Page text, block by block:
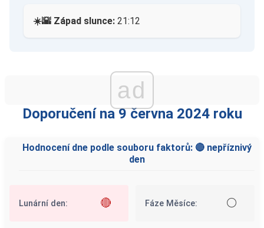
☀️🌇 Západ slunce: 21:12
ad
Doporučení na 9 června 2024 roku
Hodnocení dne podle souboru faktorů: 🔴 nepříznivý
den
Lunární den: 🔴 Fáze Měsíce: ⚪